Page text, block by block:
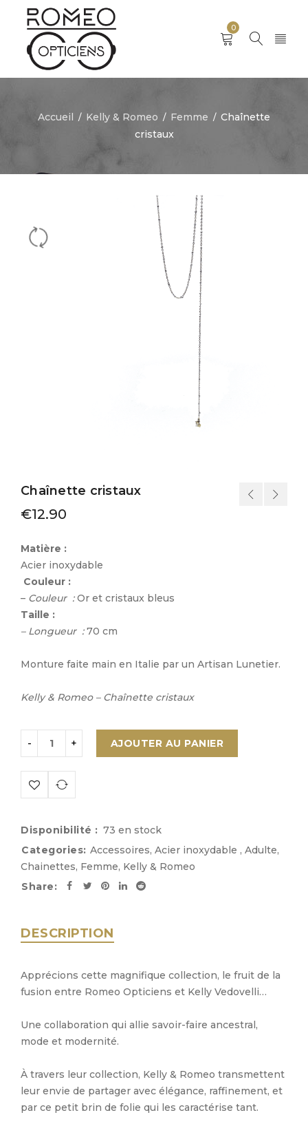
0
Accueil / Kelly & Romeo / Femme / Chaînette
cristaux
Chaînette cristaux
€12.90
Matière :
Acier inoxydable
Couleur :
– Couleur :Or et cristaux bleus
Taille :
– Longueur :70 cm
Monture faite main en Italie par un Artisan Lunetier.
Kelly & Romeo – Chaînette cristaux
AJOUTER AU PANIER
Disponibilité : 73 en stock
Categories: Accessoires, Acier inoxydable , Adulte,
Chainettes, Femme, Kelly & Romeo
Share:
DESCRIPTION
Apprécions cette magnifique collection, le fruit de la
fusion entre Romeo Opticiens et Kelly Vedovelli…
Une collaboration qui allie savoir-faire ancestral,
mode et modernité.
À travers leur collection, Kelly & Romeo transmettent
leur envie de partager avec élégance, raffinement, et
par ce petit brin de folie qui les caractérise tant.